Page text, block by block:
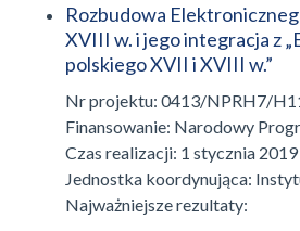
Rozbudowa
XVIII w. i jego integracja z
polskiego XVII i XVIII w.”
Nr projektu: 0413/NPRH7/
Finansowanie: Narodowy
Czas realizacji: 1 stycznia
Jednostka koordynująca:
Najważniejsze rezultaty: